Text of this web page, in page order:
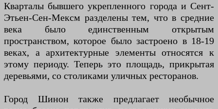
Кварталы бывшего укрепленного города и Сент-
Этьен-Сен-Мексм разделены тем, что в средние
века было единственным открытым
пространством, которое было застроено в 18-19
веках, а архитектурные элементы относятся к
этому периоду. Теперь это площадь, прикрытая
деревьями, со столиками уличных ресторанов.
Город Шинон также предлагает необычное